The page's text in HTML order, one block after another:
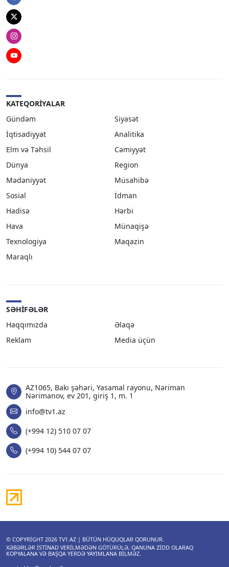
Twitter
Instagram
Youtube
KATEQORIYALAR
Gündəm
Siyasət
İqtisadiyyat
Analitika
Elm və Təhsil
Cəmiyyət
Dünya
Region
Mədəniyyət
Müsahibə
Sosial
İdman
Hadisə
Hərbi
Hava
Münaqişə
Texnologiya
Maqazin
Maraqlı
SƏHIFƏLƏR
Haqqımızda
Əlaqə
Reklam
Media üçün
AZ1065, Bakı şəhəri, Yasamal rayonu, Nəriman
Nərimanov, ev 201, giriş 1, m. 1
info@tv1.az
(+994 12) 510 07 07
(+994 10) 544 07 07
© COPYRIGHT 2026 TV1.AZ | BÜTÜN HÜQUQLAR QORUNUR.
XƏBƏRLƏR ISTINAD VERILMƏDƏN GÖTÜRÜLƏ, QANUNA ZIDD OLARAQ
KOPYALANA VƏ BAŞQA YERDƏ YAYIMLANA BILMƏZ.